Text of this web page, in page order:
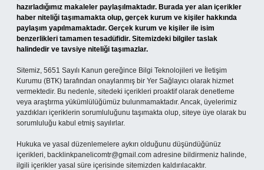
hazırladığımız makaleler paylaşılmaktadır. Burada yer alan içerikler
haber niteliği taşımamakta olup, gerçek kurum ve kişiler hakkında
paylaşım yapılmamaktadır. Gerçek kurum ve kişiler ile isim
benzerlikleri tamamen tesadüfidir. Sitemizdeki bilgiler taslak
halindedir ve tavsiye niteliği taşımazlar.
Sitemiz, 5651 Sayılı Kanun gereğince Bilgi Teknolojileri ve İletişim
Kurumu (BTK) tarafından onaylanmış bir Yer Sağlayıcı olarak hizmet
vermektedir. Bu nedenle, sitedeki içerikleri proaktif olarak denetleme
veya araştırma yükümlülüğümüz bulunmamaktadır. Ancak, üyelerimiz
yazdıkları içeriklerin sorumluluğunu taşımakta olup, siteye üye olarak bu
sorumluluğu kabul etmiş sayılırlar.
Hukuka ve yasal düzenlemelere aykırı olduğunu düşündüğünüz
içerikleri, backlinkpanelicomtr@gmail.com adresine bildirmeniz halinde,
ilgili içerikler yasal süre içerisinde sitemizden kaldırılacaktır.